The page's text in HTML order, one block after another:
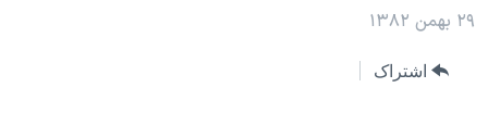
به
صفحه
آمریکا
جهان
جدول برنامه ها
صفحه‌های ویژه
۲۹ بهمن ۱۳۸۲
اشتراک